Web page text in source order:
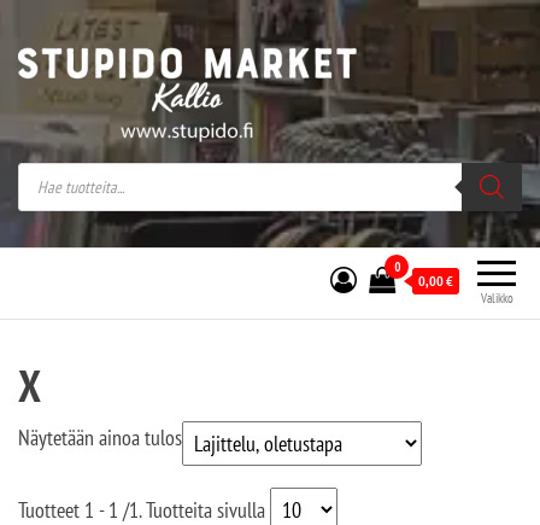
Stupido Market – verkossa ja kivijalassa
Stupido Market on vaihtoehtomusaan
erikoistunut verkko- sekä
kivijalkakauppa Helsingissä Kallion
sydämessä.
Valikko
0
0,00€
X
Näytetään ainoa tulos
Tuotteet 1 - 1 /1. Tuotteita sivulla